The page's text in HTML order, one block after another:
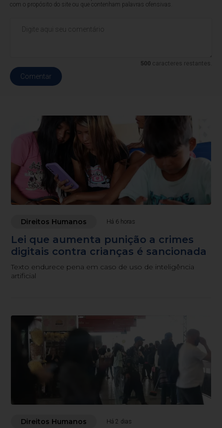
com o propósito do site ou que contenham palavras ofensivas.
500caracteres restantes.
Comentar
Direitos Humanos Há 6 horas
Lei que aumenta punição a crimes
digitais contra crianças é sancionada
Texto endurece pena em caso de uso de inteligência
artificial
Direitos Humanos Há 2 dias